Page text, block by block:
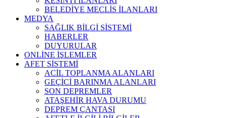
BELEDİYE MECLİS İLANLARI
MEDYA
SAĞLIK BİLGİ SİSTEMİ
HABERLER
DUYURULAR
ONLİNE İŞLEMLER
AFET SİSTEMİ
ACİL TOPLANMA ALANLARI
GEÇİCİ BARINMA ALANLARI
SON DEPREMLER
ATAŞEHİR HAVA DURUMU
DEPREM ÇANTASI